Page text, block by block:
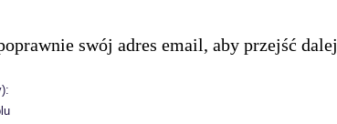
swój adres email, aby przejść dalej